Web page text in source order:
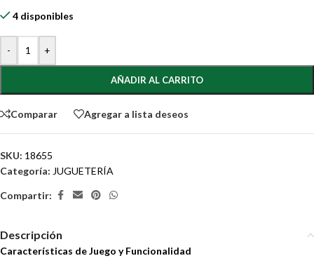
4 disponibles
- +
AÑADIR AL CARRITO
Comparar Agregar a lista deseos
SKU: 18655
Categoría: JUGUETERÍA
Compartir:
Descripción
Características de Juego y Funcionalidad